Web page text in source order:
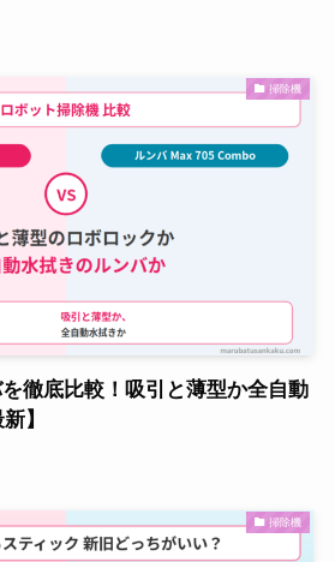
掃除機
徹底比較！吸引と薄型か全自動
】
掃除機